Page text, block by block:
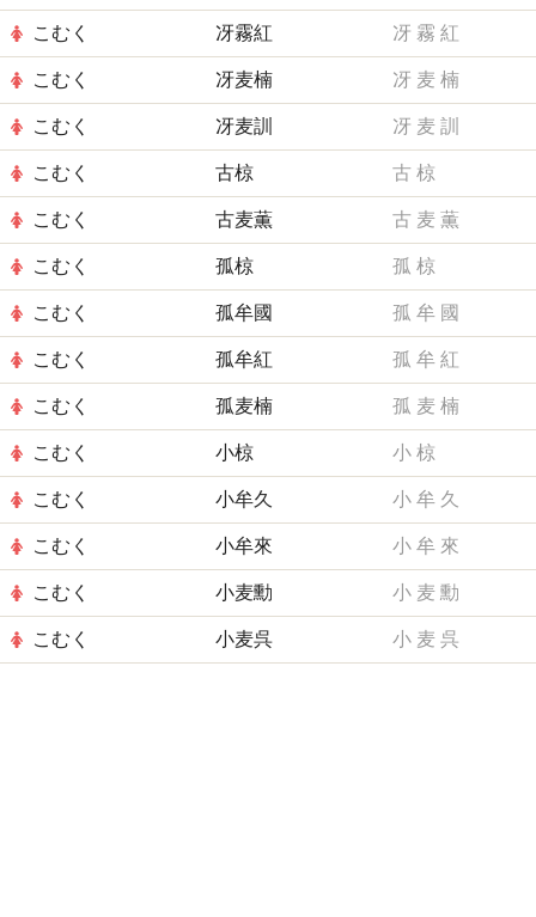
こむく 冴霧紅 冴 霧 紅
こむく 冴麦楠 冴 麦 楠
こむく 冴麦訓 冴 麦 訓
こむく 古椋 古 椋
こむく 古麦薫 古 麦 薫
こむく 孤椋 孤 椋
こむく 孤牟國 孤 牟 國
こむく 孤牟紅 孤 牟 紅
こむく 孤麦楠 孤 麦 楠
こむく 小椋 小 椋
こむく 小牟久 小 牟 久
こむく 小牟來 小 牟 來
こむく 小麦勳 小 麦 勳
こむく 小麦呉 小 麦 呉